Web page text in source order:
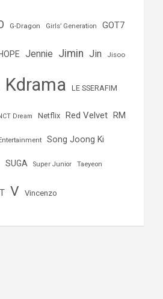
G-Dragon Girls’ Generation GOT7
Jennie Jimin Jin Jisoo
Kdrama LE SSERAFIM
Dream Netflix Red Velvet RM
Song Joong Ki
SUGA Super Junior Taeyeon
V Vincenzo